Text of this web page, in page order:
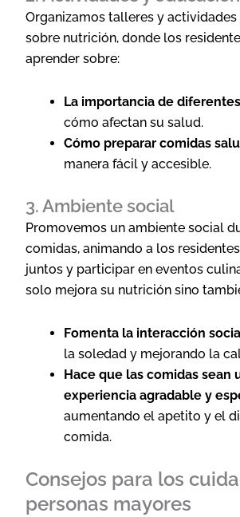
Organizamos talleres y
sobre nutrición, donde los
aprender sobre:
La importancia de
cómo afectan su salud.
Cómo preparar comidas
manera fácil y accesible.
3. Ambiente social
Promovemos un ambiente social
comidas, animando a los
juntos y participar en eventos
solo mejora su nutrición sino
Fomenta la interacción
la soledad y mejorando la
Hace que las comidas sean
experiencia agradable y
aumentando el apetito y el
comida.
Consejos para los
personas mayores